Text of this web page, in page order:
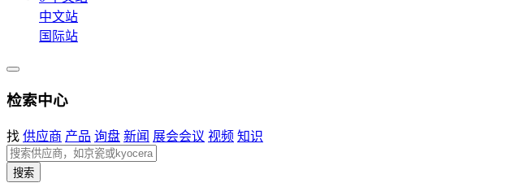
中文站
国际站
检索中心
找 供应商 产品 询盘 新闻 展会会议 视频 知识
搜索